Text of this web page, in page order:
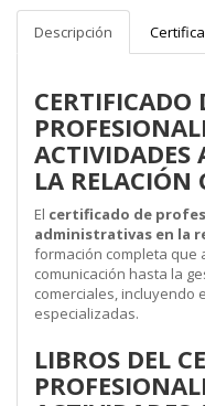
Descripción
CERTIFICADO
ACTIVIDADES
LA RELACIÓN
El certificado de
administrativas en la
formación completa que
comunicación hasta la
comerciales, incluyendo
especializadas.
LIBROS DEL